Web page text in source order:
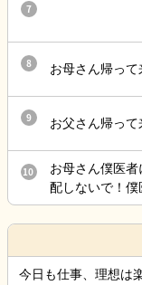
7
8 お母さん帰って
9 お父さん帰って
10
お母さん僕医
配しないで！僕
今日も仕事、理想は